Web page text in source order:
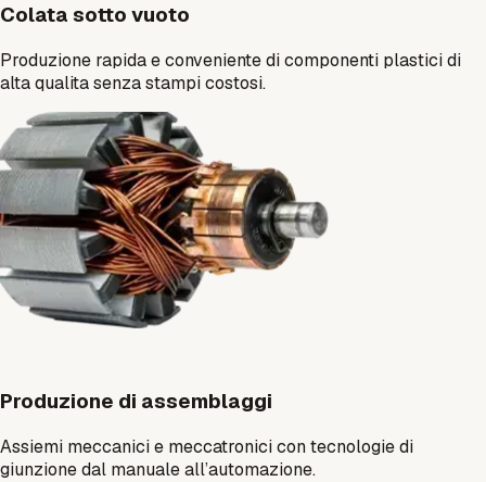
Colata sotto vuoto
Produzione rapida e conveniente di componenti plastici di
alta qualita senza stampi costosi.
Produzione di assemblaggi
Assiemi meccanici e meccatronici con tecnologie di
giunzione dal manuale all’automazione.